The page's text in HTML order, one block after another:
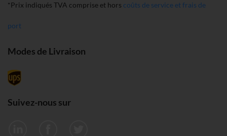
*Prix indiqués TVA comprise et hors coûts de service et frais de
port
Modes de Livraison
Suivez-nous sur